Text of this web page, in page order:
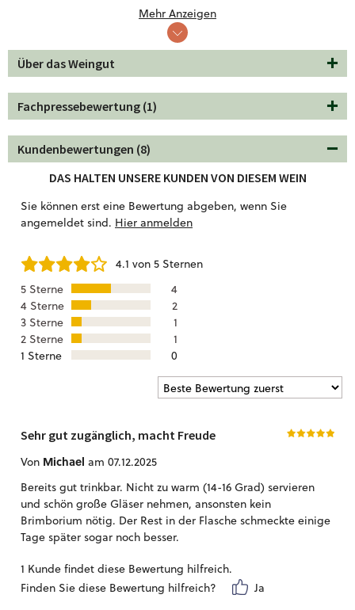
Cabernet Sauvignon
12km weiter südlich der berühmten App
Der Ausbau im Holz rundet sie ab, ohne schwer zu wirken.
Ideal zu Rinderschmorbraten, vegetarischem Pilz-Risotto
oder veganem Linsenragout. EinLieblingsweinfür alle, die
Bordeaux modern erleben wollen – elegant, ehrlich,
Mehr Anzeigen
Über das Weingut
Fachpressebewertung (1)
Kundenbewertungen (8)
DAS HALTEN UNSERE KUNDEN VON DIESEM WEIN
Sie können erst eine Bewertung abgeben, wenn Sie
angemeldet sind. Hier anmelden
4.1 von 5 Sternen
5 Sterne
4
4 Sterne
2
3 Sterne
1
2 Sterne
1
1 Sterne
0
Sehr gut zugänglich, macht Freude
Von Michael am 07.12.2025
Bereits gut trinkbar. Nicht zu warm (14-16 Grad) servieren
und schön große Gläser nehmen, ansonsten kein
Brimborium nötig. Der Rest in der Flasche schmeckte einige
Tage später sogar noch besser.
1 Kunde findet diese Bewertung hilfreich.
Finden Sie diese Bewertung hilfreich?
Ja